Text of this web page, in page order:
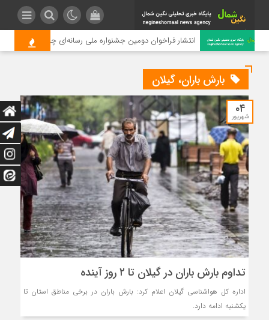
انتشار فراخوان دومین جشنواره ملی رسانه‌ای چای
بارش باران، گیلان
۰۴
شهریور
تداوم بارش باران در گیلان تا ۲ روز آینده
اداره کل هواشناسی گیلان اعلام کرد: بارش باران در برخی مناطق استان تا
یکشنبه ادامه دارد.